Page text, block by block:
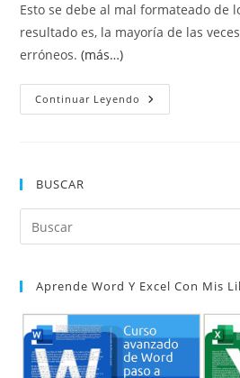
Esto se debe al mal formateado de
resultado es, la mayoría de las
erróneos.(más…)
Continuar Leyendo Arreglar
Formatos
Pdf
BUSCAR
Aprende Word Y Excel Con Mis